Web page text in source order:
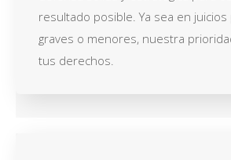
resultado posible. Ya sea en
graves o menores, nuestra
tus derechos.